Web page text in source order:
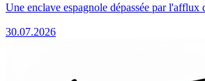
Une enclave espagnole dépassée par
30.07.2026